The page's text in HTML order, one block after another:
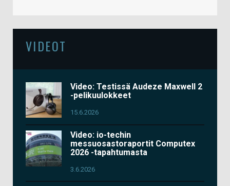
VIDEOT
Video: Testissä Audeze Maxwell 2
-pelikuulokkeet
15.6.2026
Video: io-techin
messuosastoraportit Computex
2026 -tapahtumasta
3.6.2026